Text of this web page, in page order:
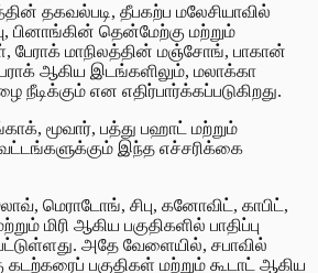
தகவல்படி, தீபகற்ப மலேசியாவில்
பினாங்கின் தென்மேற்கு மற்றும்
பேராக் மாநிலத்தின் மஞ்சோங், பாகான்
ஆகிய இடங்களிலும், மலாக்கா
நீடிக்கும் என எதிர்பார்க்கப்படுகிறது.
மூவார், பத்து பஹாட் மற்றும்
இந்த எச்சரிக்கை
மெராடோங், சிபு, கனோவிட், காபிட்,
மிரி ஆகிய பகுதிகளில் பாதிப்பு
அதே வேளையில், சபாவில்
கடற்கரைப் பகுதிகள் மற்றும் கூடாட் ஆகிய